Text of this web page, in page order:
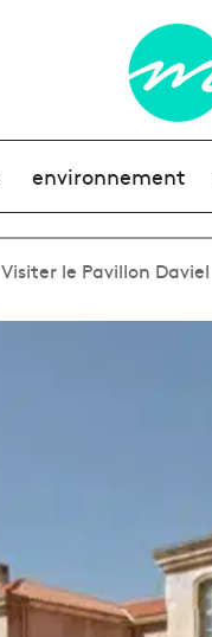
environnement
Visiter le Pavillon Daviel